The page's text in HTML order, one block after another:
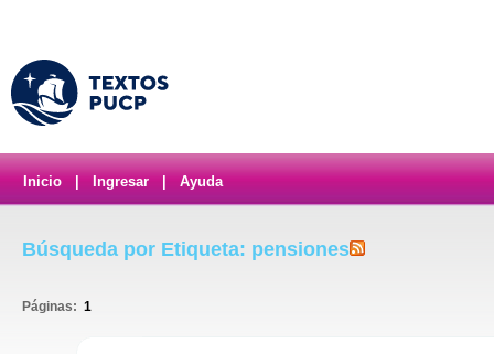
Inicio Ingresar Ayuda
Búsqueda por Etiqueta: pensiones
Páginas: 1